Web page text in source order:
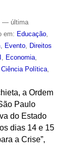
— última
em: Educação,
Evento, Direitos
Economia,
Ciência Política,
a Ordem
Paulo
do Estado
dias 14 e 15
a Crise”,